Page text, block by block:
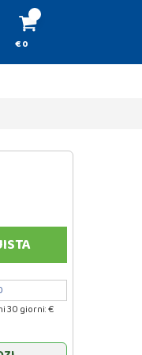
€ 0
30 giorni: €